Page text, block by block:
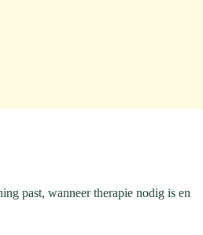
past, wanneer therapie nodig is en